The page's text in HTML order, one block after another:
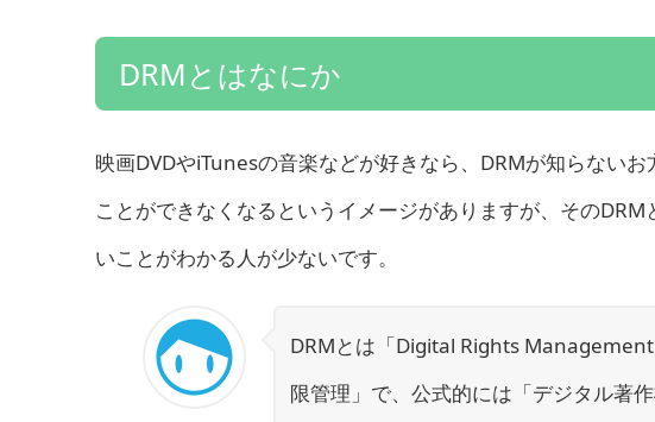
DRMとはなにか
映画DVDやiTunesの音楽などが好きなら、DRMが知らない
ことができなくなるというイメージがありますが、その
いことがわかる人が少ないです。
DRMとは「Digital Rights
限管理」で、公式的には「デジタル著